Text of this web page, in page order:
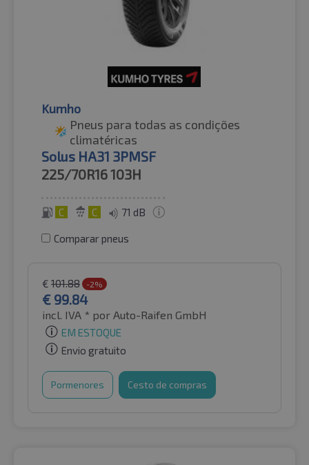
Kumho
Pneus para todas as condições
climatéricas
Solus HA31 3PMSF
225/70R16103H
C C 71 dB
Comparar pneus
€ 101.88 -2%
€ 99.84
incl. IVA * por Auto-Raifen GmbH
EM ESTOQUE
Envio gratuito
Pormenores Cesto de compras